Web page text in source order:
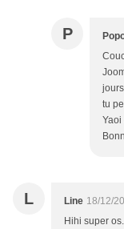
P
tu
Yaoi
L Line 18/12/
Hihi super